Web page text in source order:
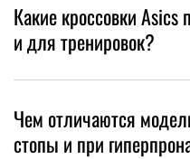
Какие кроссовки Asics
и для тренировок?
Чем отличаются
стопы и при